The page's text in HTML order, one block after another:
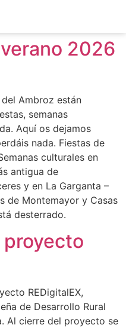
2026
Ambroz están
semanas
Aquí os dejamos
nada. Fiestas de
culturales en
antigua de
y en La Garganta –
de Montemayor y Casas
desterrado.
REDigitalEX,
de Desarrollo Rural
Al cierre del proyecto se